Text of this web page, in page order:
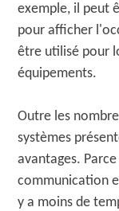
exemple, il peut
pour afficher
être utilisé pour
équipements.
Outre les
systèmes
avantages.
communication
y a moins de